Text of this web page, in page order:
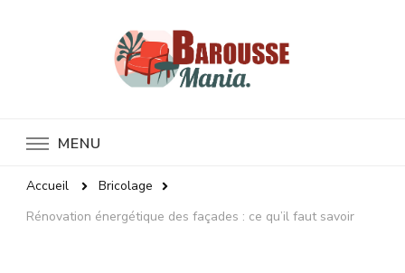
MENU
Accueil
Bricolage
Rénovation énergétique des façades : ce qu’il faut savoir